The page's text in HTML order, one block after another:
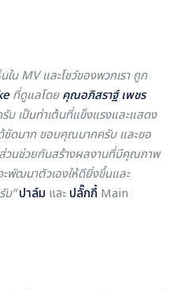
ในMVและโชว์ของพวกเรา ถูก
ที่ดูแลโดยคุณอภิสราฐ์ เพชร
บ เป็นท่าเต้นที่แข็งแรงและแสดง
ชัดมาก ขอบคุณมากครับ และขอ
นช่วยกันสร้างผลงานที่มีคุณภาพ
พัฒนาตัวเองให้ดียิ่งขึ้นและ
บ”ปาล์ม และ ปลั๊กกี้ Main